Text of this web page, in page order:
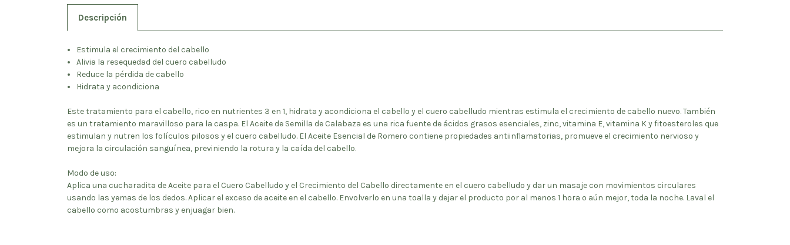
Descripción
Estimula el crecimiento del cabello
Alivia la resequedad del cuero cabelludo
Reduce la pérdida de cabello
Hidrata y acondiciona
Este tratamiento para el cabello, rico en nutrientes 3 en 1, hidrata y acondiciona el cabello y el cuero cabelludo mientras estimula el crecimiento de cabello nuevo. También
es un tratamiento maravilloso para la caspa. El Aceite de Semilla de Calabaza es una rica fuente de ácidos grasos esenciales, zinc, vitamina E, vitamina K y fitoesteroles que
estimulan y nutren los folículos pilosos y el cuero cabelludo. El Aceite Esencial de Romero contiene propiedades antiinflamatorias, promueve el crecimiento nervioso y
mejora la circulación sanguínea, previniendo la rotura y la caída del cabello.
Modo de uso:
Aplica una cucharadita de Aceite para el Cuero Cabelludo y el Crecimiento del Cabello directamente en el cuero cabelludo y dar un masaje con movimientos circulares
usando las yemas de los dedos. Aplicar el exceso de aceite en el cabello. Envolverlo en una toalla y dejar el producto por al menos 1 hora o aún mejor, toda la noche. Laval el
cabello como acostumbras y enjuagar bien.